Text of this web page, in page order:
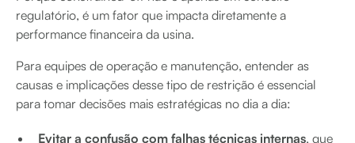
regulatório, é um fator que impacta diretamente a
performance financeira da usina.
Para equipes de operação e manutenção, entender as
causas e implicações desse tipo de restrição é essencial
para tomar decisões mais estratégicas no dia a dia:
Evitar a confusão com falhas técnicas internas, que